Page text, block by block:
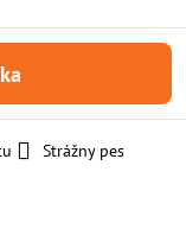
Strážny pes